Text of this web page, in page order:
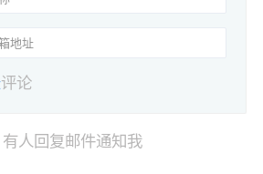
评论
有人回复邮件通知我